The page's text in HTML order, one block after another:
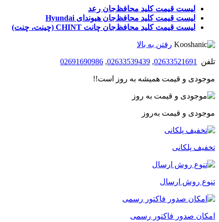
لیست قیمت کلید محافظ‌جان رعد
لیست قیمت کلید محافظ‌جان هیوندای Hyundai
لیست قیمت کلید محافظ‌جان چانت CHINT (چینت، چنت)
رفتن به بالا
تلفن 02633521691
,
02633539439
,
02691690986
موجودی و قیمت همیشه به روز است!!
موجودی و قیمت به‌روز
تخفیف پلکانی
تنوع روش ارسال
امکان صدور فاکتور رسمی